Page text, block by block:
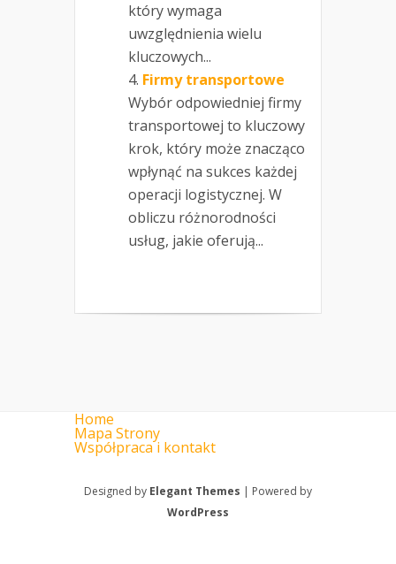
który wymaga
uwzględnienia wielu
kluczowych...
Firmy transportowe
Wybór odpowiedniej firmy
transportowej to kluczowy
krok, który może znacząco
wpłynąć na sukces każdej
operacji logistycznej. W
obliczu różnorodności
usług, jakie oferują...
Home
Mapa Strony
Współpraca i kontakt
Designed by Elegant Themes | Powered by
WordPress